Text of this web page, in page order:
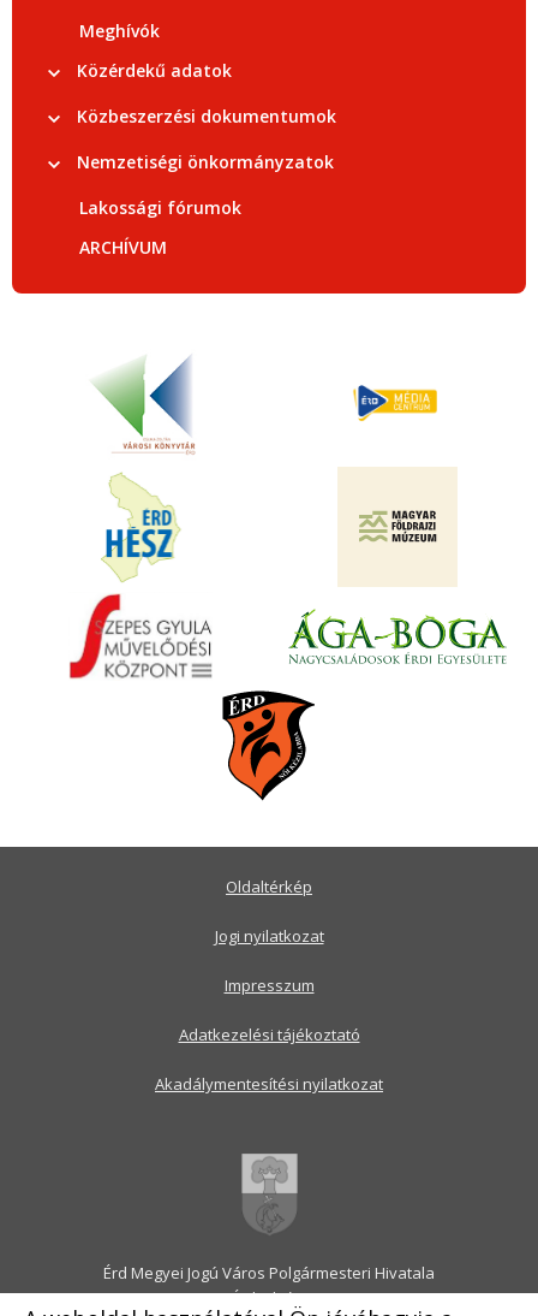
Meghívók
Közérdekű adatok
Közbeszerzési dokumentumok
Nemzetiségi önkormányzatok
Lakossági fórumok
ARCHÍVUM
Érd Megyei Jogú Város Polgármesteri Hivatala
2030 Érd, Alsó utca 1.
Oldaltérkép
Jogi nyilatkozat
Impresszum
Adatkezelési tájékoztató
Akadálymentesítési nyilatkozat